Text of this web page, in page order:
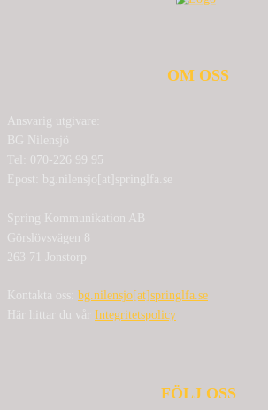
OM OSS
Ansvarig utgivare:
BG Nilensjö
Tel: 070-226 99 95
Epost: bg.nilensjo[at]springlfa.se
Spring Kommunikation AB
Görslövsvägen 8
263 71 Jonstorp
Kontakta oss: bg.nilensjo[at]springlfa.se
Här hittar du vår Integritetspolicy
FÖLJ OSS